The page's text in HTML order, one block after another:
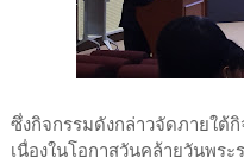
ซึ่งกิจกรรมดังกล่าวจัดภายใต้
เนื่องในโอกาสวันคล้ายวันพร